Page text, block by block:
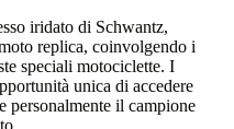
iridato di Schwantz,
replica, coinvolgendo i
speciali motociclette. I
unica di accedere
personalmente il campione